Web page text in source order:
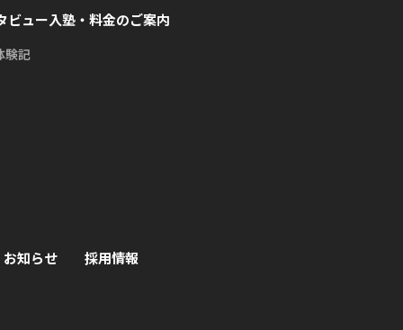
ビュー
験記
入塾・料金のご案内
お知らせ 採用情報